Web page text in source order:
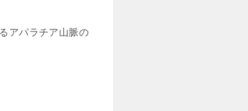
アパラチア山脈の